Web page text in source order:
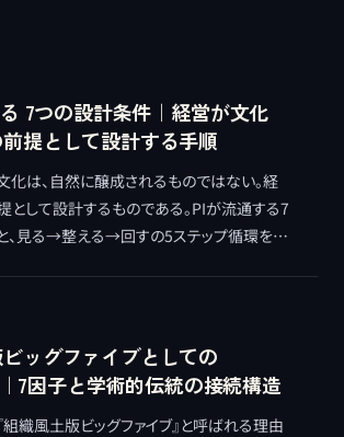
7つの設計条件｜経営が文化
提として設計する手順
は、自然に醸成されるものではない。経
として設計するものである。PIが流通する7
、見る→整える→回すの5ステップ循環を、
ッグファイブとしての
7因子と学術的伝統の接続構造
組織風土版ビッグファイブ』と呼ばれる理由